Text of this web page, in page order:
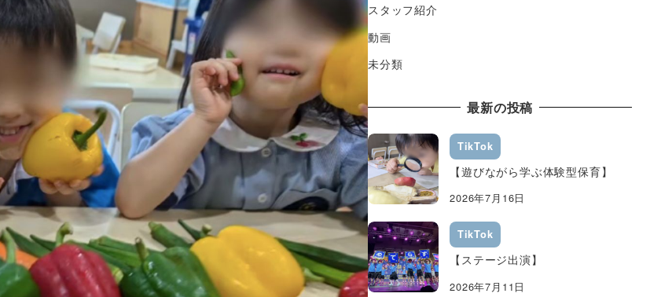
スタッフ紹介
動画
未分類
最新の投稿
TikTok
【遊びながら学ぶ体験型保育】
2026年7月16日
TikTok
【ステージ出演】
2026年7月11日